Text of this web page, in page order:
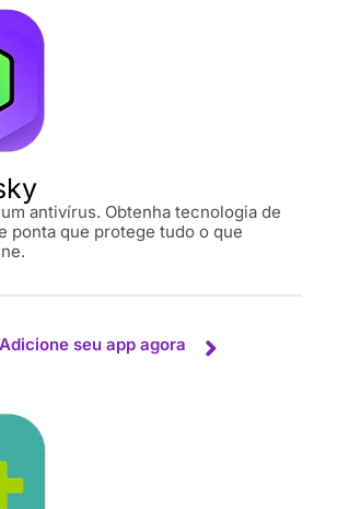
antivírus. Obtenha tecnologia de
ponta que protege tudo o que
Adicione seu app agora